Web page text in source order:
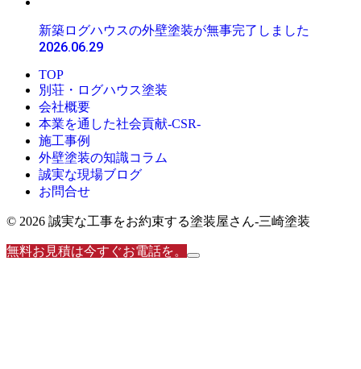
新築ログハウスの外壁塗装が無事完了しました
2026.06.29
TOP
別荘・ログハウス塗装
会社概要
本業を通した社会貢献-CSR-
施工事例
外壁塗装の知識コラム
誠実な現場ブログ
お問合せ
© 2026 誠実な工事をお約束する塗装屋さん‐三崎塗装
無料お見積は今すぐお電話を。